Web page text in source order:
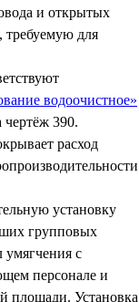
и открытых
требуемую для
водоочистное»
чертёж 390.
расход
установку
групповых
умягчения с
персонале и
площади. Установка